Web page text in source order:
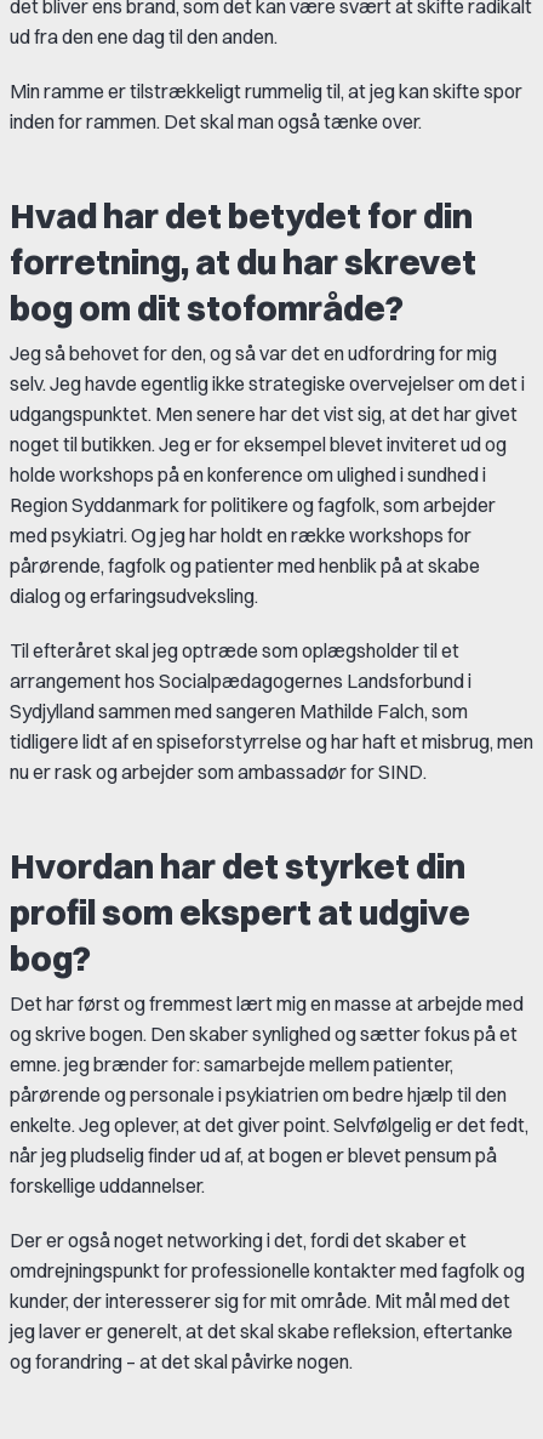
det bliver ens brand, som det kan være svært at skifte radikalt
ud fra den ene dag til den anden.
Min ramme er tilstrækkeligt rummelig til, at jeg kan skifte spor
inden for rammen. Det skal man også tænke over.
Hvad har det betydet for din
forretning, at du har skrevet
bog om dit stofområde?
Jeg så behovet for den, og så var det en udfordring for mig
selv. Jeg havde egentlig ikke strategiske overvejelser om det i
udgangspunktet. Men senere har det vist sig, at det har givet
noget til butikken. Jeg er for eksempel blevet inviteret ud og
holde workshops på en konference om ulighed i sundhed i
Region Syddanmark for politikere og fagfolk, som arbejder
med psykiatri. Og jeg har holdt en række workshops for
pårørende, fagfolk og patienter med henblik på at skabe
dialog og erfaringsudveksling.
Til efteråret skal jeg optræde som oplægsholder til et
arrangement hos Socialpædagogernes Landsforbund i
Sydjylland sammen med sangeren Mathilde Falch, som
tidligere lidt af en spiseforstyrrelse og har haft et misbrug, men
nu er rask og arbejder som ambassadør for SIND.
Hvordan har det styrket din
profil som ekspert at udgive
bog?
Det har først og fremmest lært mig en masse at arbejde med
og skrive bogen. Den skaber synlighed og sætter fokus på et
emne. jeg brænder for: samarbejde mellem patienter,
pårørende og personale i psykiatrien om bedre hjælp til den
enkelte. Jeg oplever, at det giver point. Selvfølgelig er det fedt,
når jeg pludselig finder ud af, at bogen er blevet pensum på
forskellige uddannelser.
Der er også noget networking i det, fordi det skaber et
omdrejningspunkt for professionelle kontakter med fagfolk og
kunder, der interesserer sig for mit område. Mit mål med det
jeg laver er generelt, at det skal skabe refleksion, eftertanke
og forandring – at det skal påvirke nogen.